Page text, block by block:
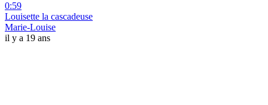
0:59
Louisette la cascadeuse
Marie-Louise
il y a 19 ans